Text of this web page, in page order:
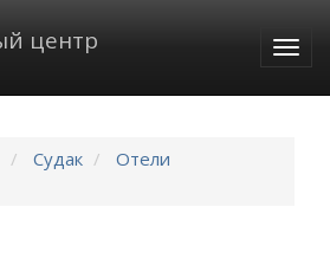
Судак
Отели